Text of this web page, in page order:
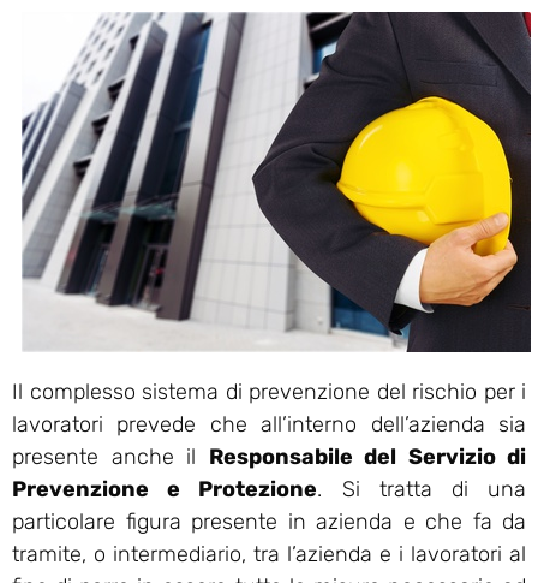
Il complesso sistema di prevenzione del rischio per i
lavoratori prevede che all’interno dell’azienda sia
presente anche il Responsabile del Servizio di
Prevenzione e Protezione. Si tratta di una
particolare figura presente in azienda e che fa da
tramite, o intermediario, tra l’azienda e i lavoratori al